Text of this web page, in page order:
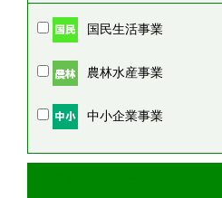
国民生活事業
農林水産事業
中小企業事業